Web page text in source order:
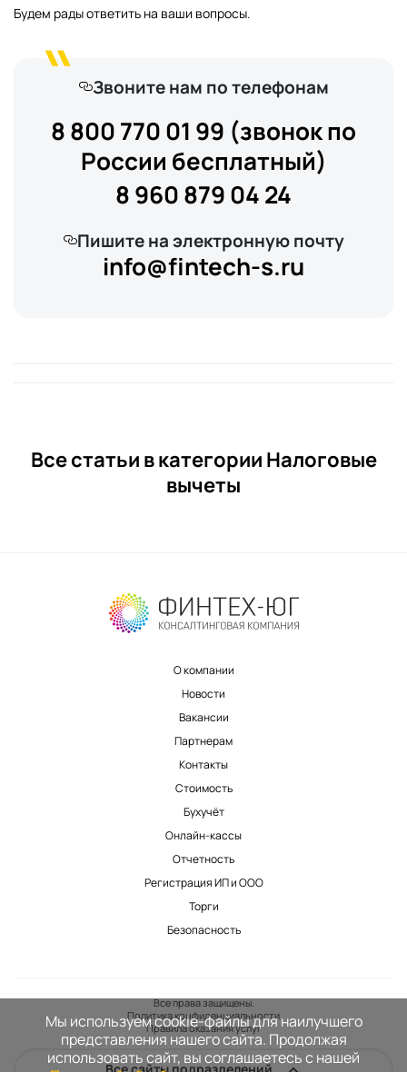
Будем рады ответить на ваши вопросы.
Звоните нам по телефонам
8 800 770 01 99 (звонок по
России бесплатный)
8 960 879 04 24
Пишите на электронную почту
info@fintech-s.ru
Все статьи в категории Налоговые
вычеты
О компании
Новости
Вакансии
Партнерам
Контакты
Стоимость
Бухучёт
Онлайн-кассы
Отчетность
Регистрация ИП и ООО
Торги
Безопасность
Все права защищены.
Политика конфиденциальности
Правила оказания услуг
Мы используем cookie-файлы для наилучшего
представления нашего сайта. Продолжая
использовать сайт, вы соглашаетесь с нашей